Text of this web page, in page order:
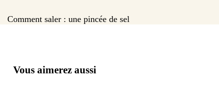
Comment saler : une pincée de sel
Vous aimerez aussi